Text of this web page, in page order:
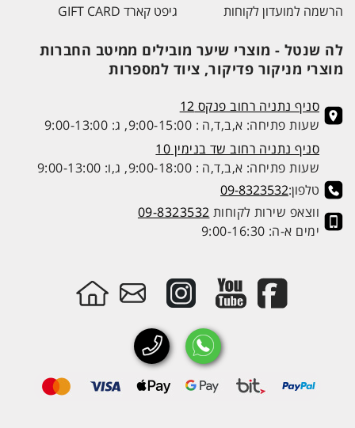
הרשמה למועדון לקוחות
גיפט קארד GIFT CARD
לה שנטל - מוצרי שיער מובילים ממיטב החברות
מוצרי מניקור פדיקור, ציוד למספרות
סניף נתניה רחוב פנקס 12
שעות פתיחה: א,ב,ד,ה : 9:00-15:00, ג: 9:00-13:00
סניף נתניה רחוב שד בנימין 10
שעות פתיחה: א,ב,ד,ה : 9:00-18:00, ג,ו: 9:00-13:00
טלפון:09-8323532
ווצאפ שירות לקוחות 09-8323532
ימים א-ה: 9:00-16:30